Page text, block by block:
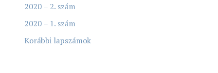
2020 – 2. szám
2020 – 1. szám
Korábbi lapszámok